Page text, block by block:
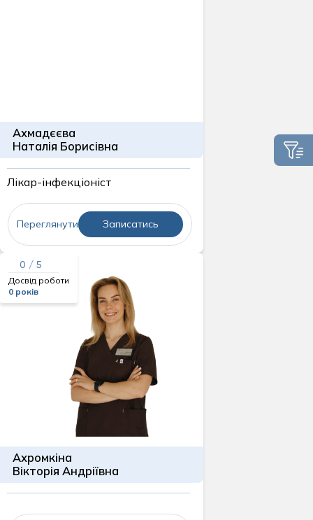
Переглянути Записатись
Ахмадєєва
Наталія Борисівна
Лікар-інфекціоніст
0 / 5
Досвід роботи
0 років
Ахромкіна
Вікторія Андріївна